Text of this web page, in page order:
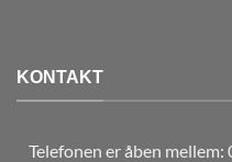
KONTAKT
Telefonen er åben